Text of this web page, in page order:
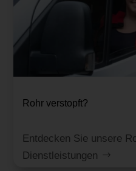
Rohr verstopft?
Entdecken Sie unsere
Dienstleistungen